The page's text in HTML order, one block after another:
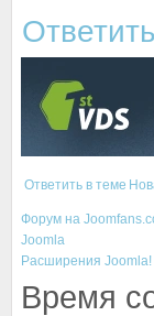
Ответить
Ответить в теме
Форум на
Joomla
Расширения Joomla!
Время